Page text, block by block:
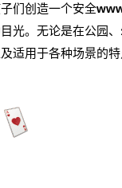
们创造一个安全
光。无论是在公园
适用于各种场景的